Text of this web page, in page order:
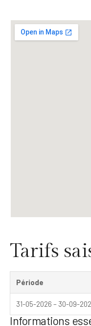
Tarifs
Période
31-05-2026 – 30-09-
Informations